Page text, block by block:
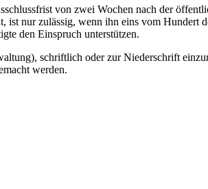
von zwei Wochen nach der
nur zulässig, wenn ihn eins vom Hundert
den Einspruch unterstützen.
schriftlich oder zur Niederschrift
werden.